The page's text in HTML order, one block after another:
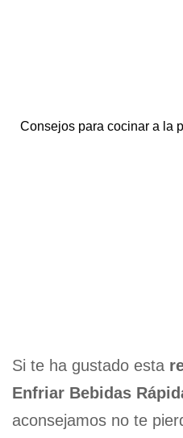
Consejos para cocinar a la
Si te ha gustado esta
Enfriar Bebidas
aconsejamos no te